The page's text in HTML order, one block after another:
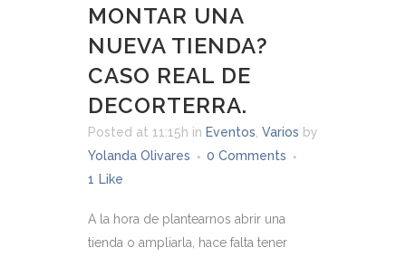
MONTAR UNA
NUEVA TIENDA?
CASO REAL DE
DECORTERRA.
Posted at 11:15h in Eventos Varios by
Yolanda Olivares
0 Comments
1 Like
A la hora de plantearnos abrir una
tienda o ampliarla, hace falta tener